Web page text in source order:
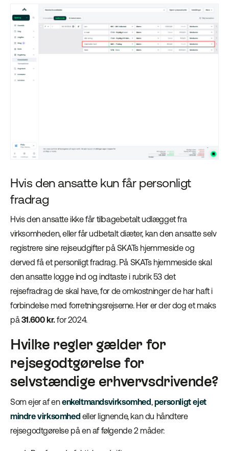
Hvis den ansatte kun får personligt
fradrag
Hvis den ansatte ikke får tilbagebetalt udlægget fra
virksomheden, eller får udbetalt diæter, kan den ansatte selv
registrere sine rejseudgifter på SKATs hjemmeside og
derved få et personligt fradrag. På SKATs hjemmeside skal
den ansatte logge ind og indtaste i rubrik 53 det
rejsefradrag de skal have, for de omkostninger de har haft i
forbindelse med forretningsrejserne. Her er der dog et maks
på 31.600 kr.for 2024.
Hvilke regler gælder for
rejsegodtgørelse for
selvstændige erhvervsdrivende?
Som ejer af enenkeltmandsvirksomhed,personligt ejet
mindre virksomhed eller lignende, kan du håndtere
rejsegodtgørelse på en af følgende 2 måder: